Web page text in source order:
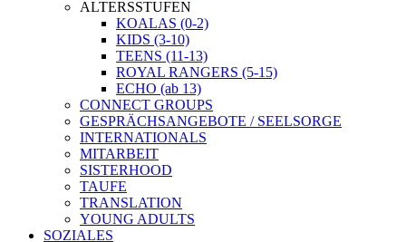
ALTERSSTUFEN
KOALAS (0-2)
KIDS (3-10)
TEENS (11-13)
ROYAL RANGERS (5-15)
ECHO (ab 13)
CONNECT GROUPS
GESPRÄCHSANGEBOTE / SEELSORGE
INTERNATIONALS
MITARBEIT
SISTERHOOD
TAUFE
TRANSLATION
YOUNG ADULTS
SOZIALES